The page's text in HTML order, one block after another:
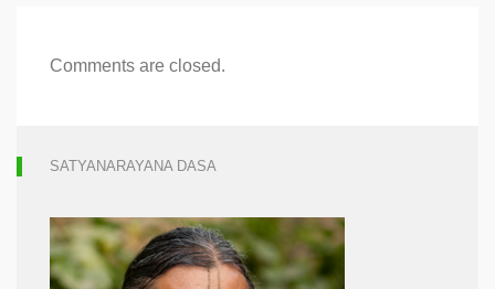
Comments are closed.
SATYANARAYANA DASA